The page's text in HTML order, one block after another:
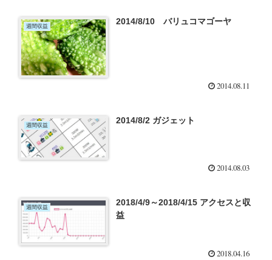
週間収益 2014/8/10 バリュコマゴーヤ
2014.08.11
週間収益 2014/8/2 ガジェット
2014.08.03
週間収益
2018/4/9～2018/4/15 アクセスと収
益
2018.04.16